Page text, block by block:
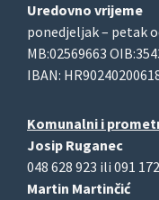
Uredovno vrijeme
ponedjeljak – petak
MB:02569663
IBAN:
Komunalni i
Josip Ruganec
048 628 923 ili 091
Martin Martinčić